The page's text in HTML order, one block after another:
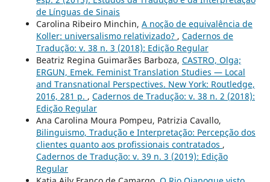
de Línguas de Sinais
Carolina Ribeiro Minchin, A noção de equivalência de
Koller: universalismo relativizado? , Cadernos de
Tradução: v. 38 n. 3 (2018): Edição Regular
Beatriz Regina Guimarães Barboza, CASTRO, Olga;
ERGUN, Emek. Feminist Translation Studies — Local
and Transnational Perspectives. New York: Routledge,
2016, 281 p. , Cadernos de Tradução: v. 38 n. 2 (2018):
Edição Regular
Ana Carolina Moura Pompeu, Patrizia Cavallo,
Bilinguismo, Tradução e Interpretação: Percepção dos
clientes quanto aos profissionais contratados ,
Cadernos de Tradução: v. 39 n. 3 (2019): Edição
Regular